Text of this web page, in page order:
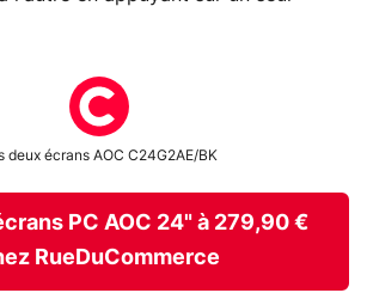
deux écrans AOC C24G2AE/BK
PC AOC 24" à 279,90 €
RueDuCommerce